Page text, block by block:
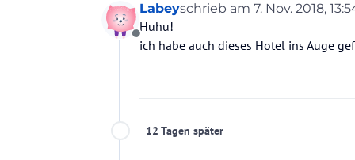
wir planen unseren
Netz gefunden.
Alternativ freuen wir uns
Offline
Labeyschrieb am 7. Nov. 2018,
zuletzt editiert von
Huhu!
ich habe auch dieses Hotel ins Auge
12 Tagen später